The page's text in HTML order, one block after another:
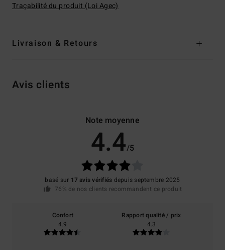
Traçabilité du produit (Loi Agec)
Livraison & Retours
Avis clients
Note moyenne
4.4/5
basé sur 17 avis vérifiés depuis septembre 2025
76% de nos clients recommandent ce produit
Confort
4.9
Rapport qualité / prix
4.3